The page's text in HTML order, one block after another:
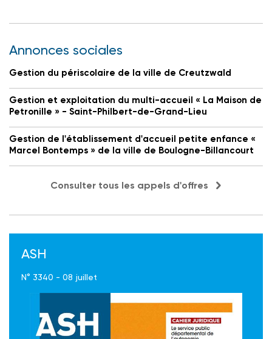
Annonces sociales
Gestion du périscolaire de la ville de Creutzwald
Gestion et exploitation du multi-accueil « La Maison de
Petronille » - Saint-Philbert-de-Grand-Lieu
Gestion de l'établissement d'accueil petite enfance «
Marcel Bontemps » de la ville de Boulogne-Billancourt
Consulter tous les appels d'offres
ASH
N° 3340 - 08 juillet